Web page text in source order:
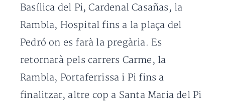
Basílica del Pi, Cardenal Casañas, la
Rambla, Hospital fins a la plaça del
Pedró on es farà la pregària. Es
retornarà pels carrers Carme, la
Rambla, Portaferrissa i Pi fins a
finalitzar, altre cop a Santa Maria del Pi